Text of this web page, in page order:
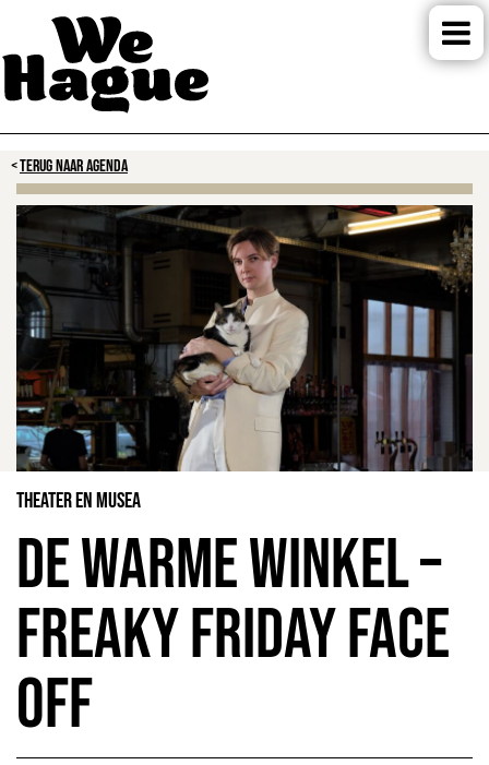
TERUG NAAR AGENDA
Theater en Musea
De Warme Winkel –
Freaky Friday Face
Off